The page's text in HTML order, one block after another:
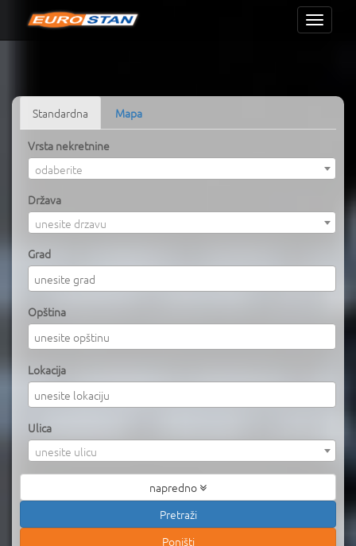
Toggle
Standardna Mapa
Vrsta nekretnine
odaberite
Država
unesite drzavu
Grad
Opština
Lokacija
Ulica
unesite ulicu
napredno